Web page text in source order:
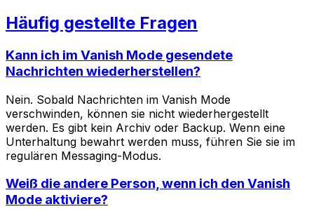
Häufig gestellte Fragen
Kann ich im Vanish Mode gesendete
Nachrichten wiederherstellen?
Nein. Sobald Nachrichten im Vanish Mode
verschwinden, können sie nicht wiederhergestellt
werden. Es gibt kein Archiv oder Backup. Wenn eine
Unterhaltung bewahrt werden muss, führen Sie sie im
regulären Messaging-Modus.
Weiß die andere Person, wenn ich den Vanish
Mode aktiviere?